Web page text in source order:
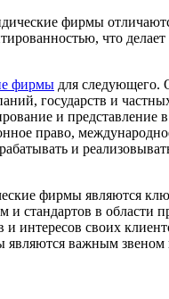
фирмы
что
фирмы для следующего.
государств и
и
право,
и
фирмы являются
стандартов в области
и интересов своих
важным звеном